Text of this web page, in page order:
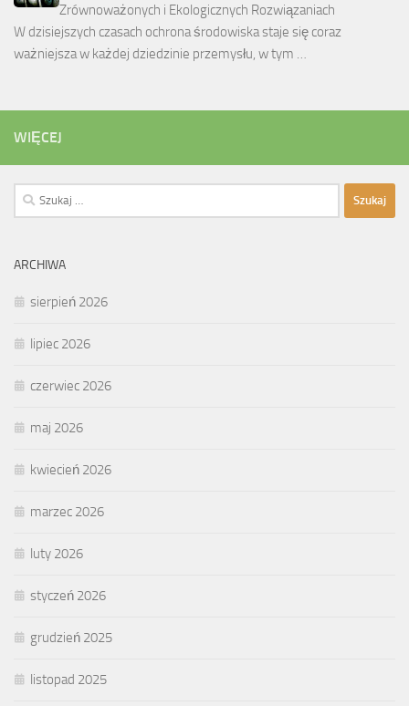
Zrównoważonych i Ekologicznych Rozwiązaniach
W dzisiejszych czasach ochrona środowiska staje się coraz
ważniejsza w każdej dziedzinie przemysłu, w tym …
WIĘCEJ
Szukaj:
ARCHIWA
sierpień 2026
lipiec 2026
czerwiec 2026
maj 2026
kwiecień 2026
marzec 2026
luty 2026
styczeń 2026
grudzień 2025
listopad 2025